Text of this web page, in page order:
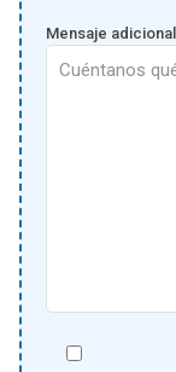
Mensaje adicional